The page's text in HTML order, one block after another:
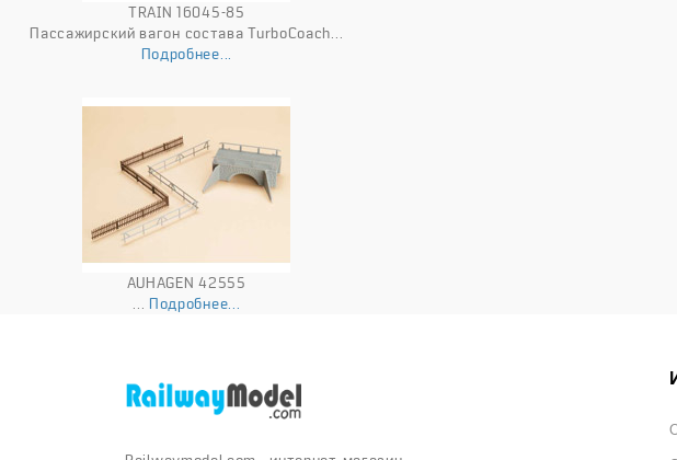
TRAIN 16045-85
Пассажирский вагон состава TurboCoach...
Подробнее...
AUHAGEN 42555
Подробнее...